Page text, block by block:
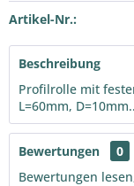
Artikel-Nr.:
Beschreibung
Profilrolle mit
L=60mm,
Bewertungen
0
Bewertungen